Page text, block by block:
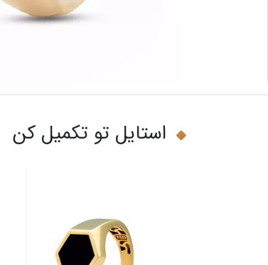
استایل تو تکمیل کن